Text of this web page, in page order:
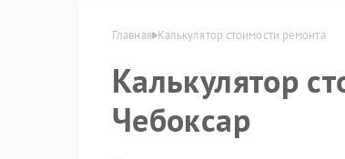
Главная Калькулятор стоимости ремонта
Калькулятор
Чебоксар